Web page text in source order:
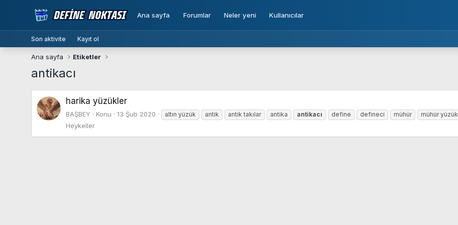
Ana sayfa Forumlar Neler yeni Kullanıcılar
Son aktivite Kayıt ol
Ana sayfa Etiketler
antikacı
harika yüzükler
BAŞBEY Konu 13 Şub 2020 altın yüzük antik antik takılar antika antikacı define defineci mühür mühür yüzük
Heykeller